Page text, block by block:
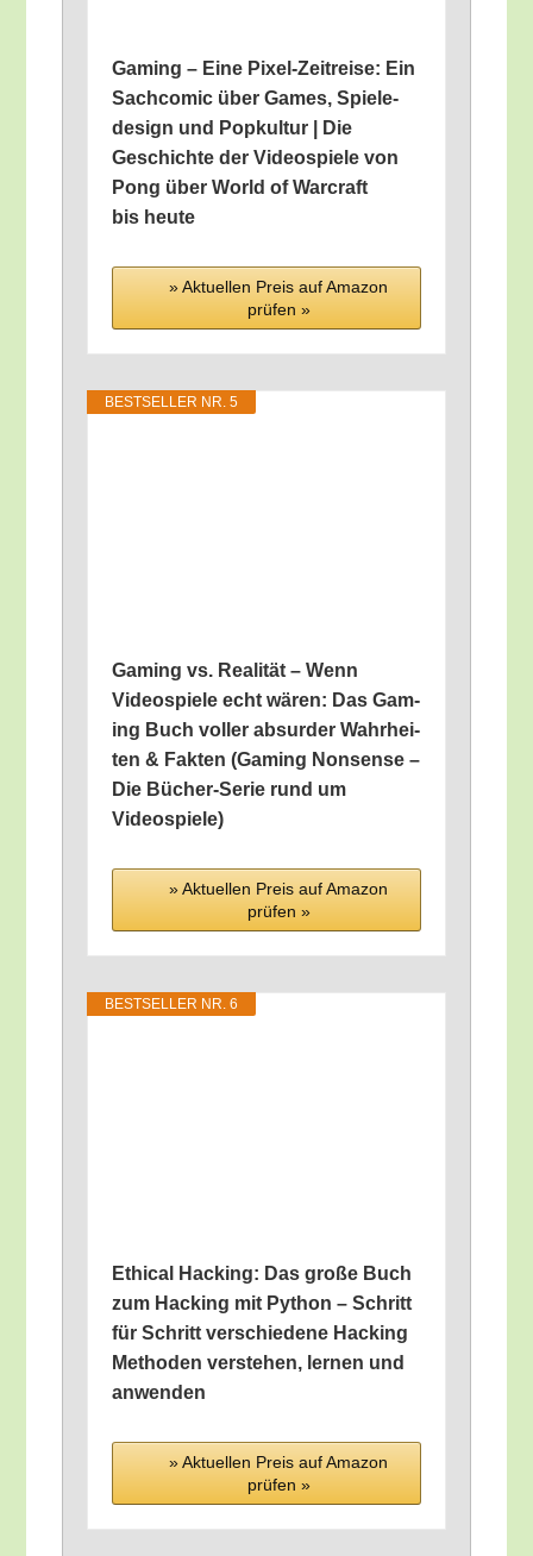
Gam­ing – Eine Pixel-Zeit­rei­se: Ein
Sach­co­mic über Games, Spie­le­
de­sign und Pop­kul­tur | Die
Geschich­te der Video­spie­le von
Pong über World of War­craft
bis heute
» Aktu­el­len Preis auf Ama­zon
prü­fen »
BEST­SEL­LER NR. 5
Gam­ing vs. Rea­li­tät – Wenn
Video­spie­le echt wären: Das Gam­
ing Buch vol­ler absur­der Wahr­hei­
ten & Fak­ten (Gam­ing Non­sen­se –
Die Bücher-Serie rund um
Videospiele)
» Aktu­el­len Preis auf Ama­zon
prü­fen »
BEST­SEL­LER NR. 6
Ethi­cal Hack­ing: Das gro­ße Buch
zum Hack­ing mit Python – Schritt
für Schritt ver­schie­de­ne Hack­ing
Metho­den ver­ste­hen, ler­nen und
anwenden
» Aktu­el­len Preis auf Ama­zon
prü­fen »